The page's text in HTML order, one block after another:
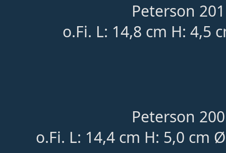
Peterson
o.Fi. L: 14,8 cm H: 4,5
Peterson
o.Fi. L: 14,4 cm H: 5,0 cm